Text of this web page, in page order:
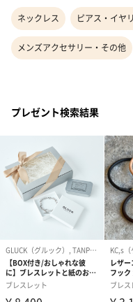
ネックレス ピアス・イヤ
メンズアクセサリー・その他
プレゼント検索結果